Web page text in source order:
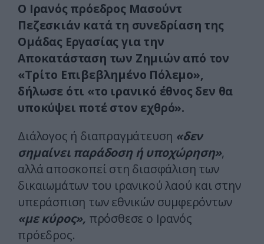
Ο Ιρανός πρόεδρος Μασούντ
Πεζεσκιάν κατά τη συνεδρίαση της
Ομάδας Εργασίας για την
Αποκατάσταση των Ζημιών από τον
«Τρίτο Επιβεβλημένο Πόλεμο»,
δήλωσε ότι «το ιρανικό έθνος δεν θα
υποκύψει ποτέ στον εχθρό».
Διάλογος ή διαπραγμάτευση «δεν
σημαίνει παράδοση ή υποχώρηση»,
αλλά αποσκοπεί στη διασφάλιση των
δικαιωμάτων του ιρανικού λαού και στην
υπεράσπιση των εθνικών συμφερόντων
«με κύρος», πρόσθεσε ο Ιρανός
πρόεδρος.